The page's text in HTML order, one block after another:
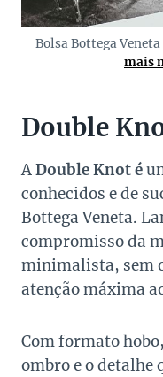
Bolsa Bottega Veneta
mais
Double
ADouble Knot é
conhecidos e de
Bottega Veneta.
compromisso da
minimalista, sem
atenção máxima
Com formato
ombro e o detalhe